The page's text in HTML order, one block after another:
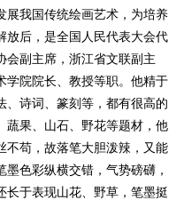
展我国传统绘画艺术，为培养
放后，是全国人民代表大会代
会副主席，浙江省文联副主
学院院长、教授等职。他精于
、诗词、篆刻等，都有很高的
蔬果、山石、野花等题材，他
不苟，故落笔大胆泼辣，又能
色彩纵横交错，气势磅礴，
长于表现山花、野草，笔墨挺